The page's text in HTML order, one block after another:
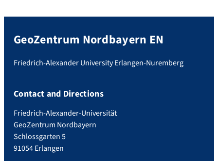
GeoZentrum Nordbayern EN
Friedrich-Alexander University Erlangen-Nuremberg
Contact and Directions
Friedrich-Alexander-Universität
GeoZentrum Nordbayern
Schlossgarten 5
91054 Erlangen